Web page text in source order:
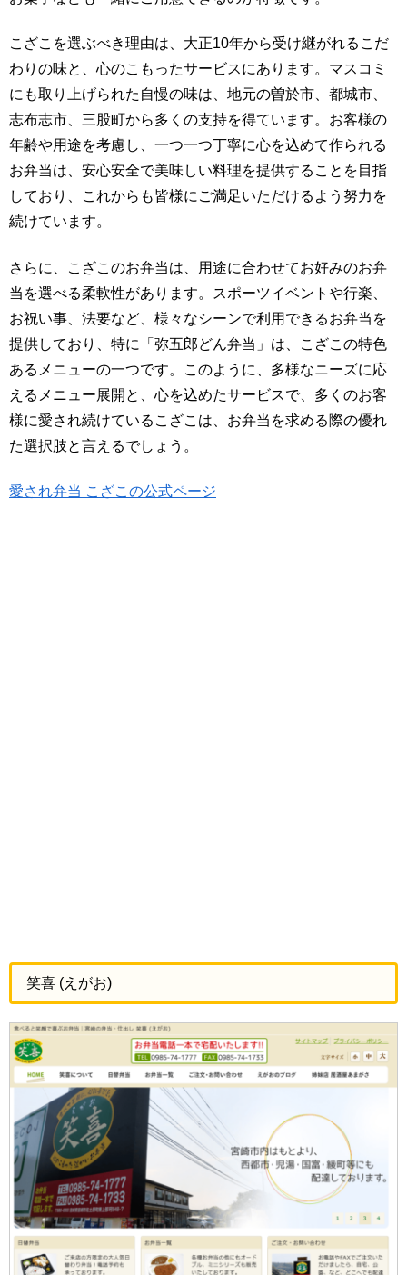
こざこを選ぶべき理由は、大正10年から受け継がれるこだ
わりの味と、心のこもったサービスにあります。マスコミ
にも取り上げられた自慢の味は、地元の曽於市、都城市、
志布志市、三股町から多くの支持を得ています。お客様の
年齢や用途を考慮し、一つ一つ丁寧に心を込めて作られる
お弁当は、安心安全で美味しい料理を提供することを目指
しており、これからも皆様にご満足いただけるよう努力を
続けています。
さらに、こざこのお弁当は、用途に合わせてお好みのお弁
当を選べる柔軟性があります。スポーツイベントや行楽、
お祝い事、法要など、様々なシーンで利用できるお弁当を
提供しており、特に「弥五郎どん弁当」は、こざこの特色
あるメニューの一つです。このように、多様なニーズに応
えるメニュー展開と、心を込めたサービスで、多くのお客
様に愛され続けているこざこは、お弁当を求める際の優れ
た選択肢と言えるでしょう。
愛され弁当 こざこの公式ページ
笑喜 (えがお)